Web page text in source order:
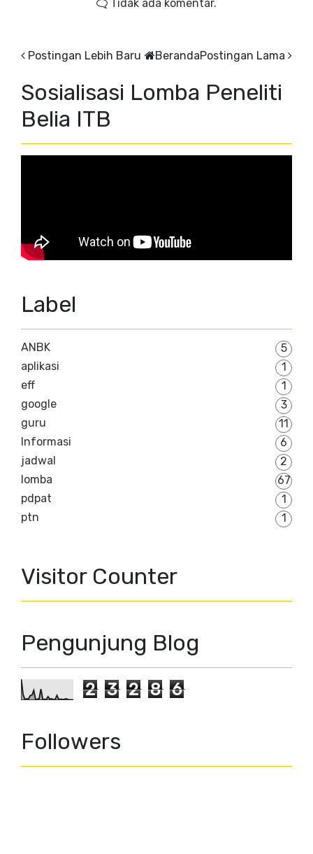
Tidak ada komentar.
Postingan Lebih Baru Postingan Lama
Beranda
Sosialisasi Lomba Peneliti
Belia ITB
Label
ANBK
5
aplikasi
1
eff
1
google
3
guru
11
Informasi
6
jadwal
2
lomba
67
pdpat
1
ptn
1
Visitor Counter
Pengunjung Blog
2 3 2 8 6
Followers